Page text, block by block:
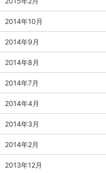
2014年10月
2014年9月
2014年8月
2014年7月
2014年4月
2014年3月
2014年2月
2013年12月